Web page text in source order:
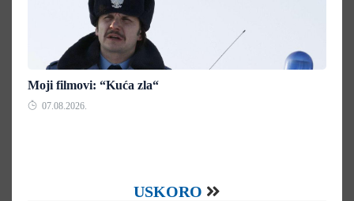
Moji filmovi: “Kuća zla“
07.08.2026.
USKORO